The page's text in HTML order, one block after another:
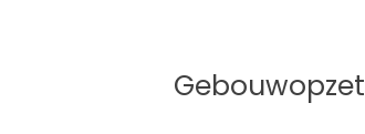
Gebouwopzet